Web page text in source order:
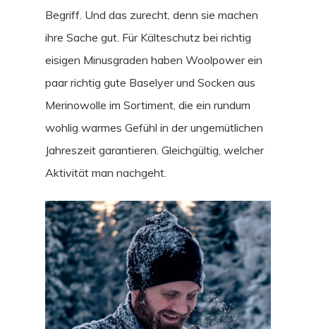
Begriff. Und das zurecht, denn sie machen
ihre Sache gut. Für Kälteschutz bei richtig
eisigen Minusgraden haben Woolpower ein
paar richtig gute Baselyer und Socken aus
Merinowolle im Sortiment, die ein rundum
wohlig warmes Gefühl in der ungemütlichen
Jahreszeit garantieren. Gleichgültig, welcher
Aktivität man nachgeht.